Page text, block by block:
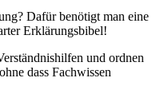
Dafür benötigt man eine
Erklärungsbibel!
und ordnen
dass Fachwissen